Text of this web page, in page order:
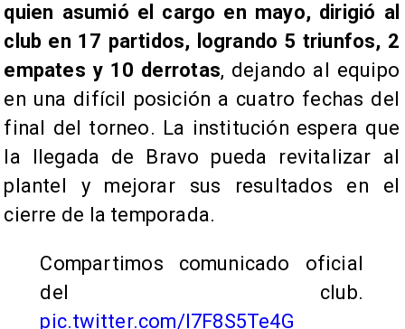
quien asumió el cargo en mayo, dirigió al
club en 17 partidos, logrando 5 triunfos, 2
empates y 10 derrotas, dejando al equipo
en una difícil posición a cuatro fechas del
final del torneo. La institución espera que
la llegada de Bravo pueda revitalizar al
plantel y mejorar sus resultados en el
cierre de la temporada.
Compartimos comunicado oficial
del club.
pic.twitter.com/I7F8S5Te4G